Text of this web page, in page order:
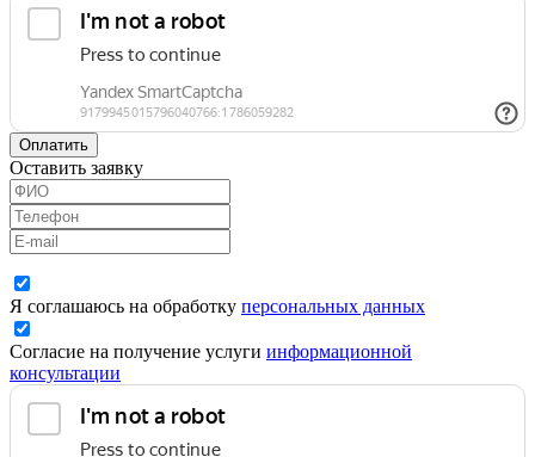
Оплатить
Оставить заявку
Я соглашаюсь на обработку персональных данных
Согласие на получение услуги информационной
консультации